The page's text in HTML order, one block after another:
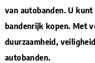
van autobanden. U
bandenrijk kopen. Met
duurzaamheid,
autobanden.